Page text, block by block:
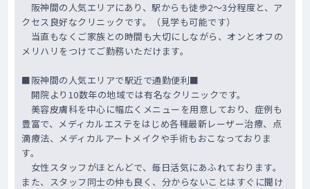
阪神間の人気エリアにあり、駅からも徒歩2～3分程度と、ア
クセス良好なクリニックです。（見学も可能です）
当直もなくご家族との時間も大切にしながら、オンとオフの
メリハリをつけてご勤務いただけます。
■阪神間の人気エリアで駅近で通勤便利■
開院より10数年の地域では有名なクリニックです。
美容皮膚科を中心に幅広くメニューを用意しており、症例も
豊富で、メディカルエステをはじめ各種最新レーザー治療、点
滴療法、メディカルアートメイクや手術もおこなっておりま
す。
女性スタッフがほとんどで、毎日活気にあふれております。
また、スタッフ同士の仲も良く、分からないことはすぐに聞け